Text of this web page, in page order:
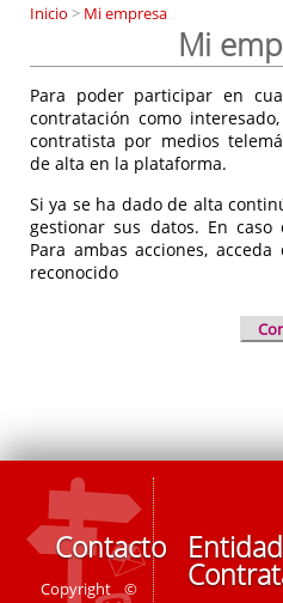
Inicio > Mi empresa
Mi
Para poder participar en
contratación como
contratista por medios
de alta en la plataforma.
Si ya se ha dado de alta
gestionar sus datos. En
Para ambas acciones,
reconocido
Contacto
Copyright ©
Entidades